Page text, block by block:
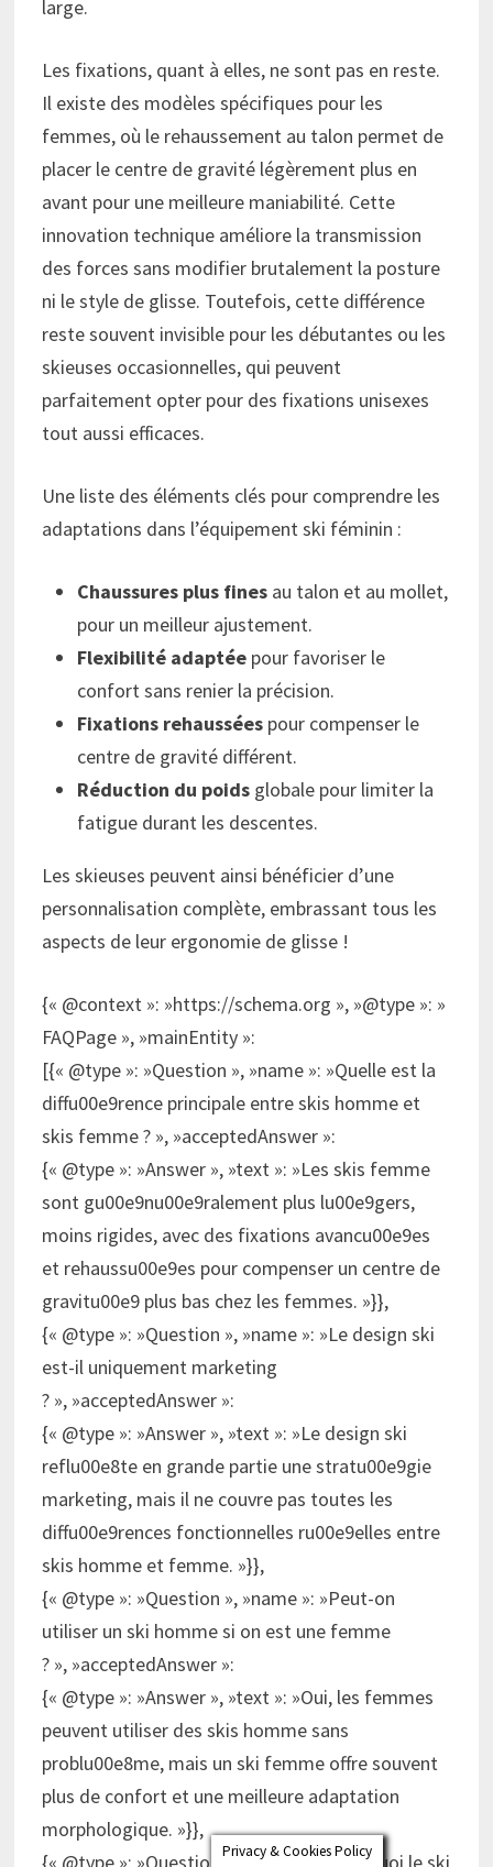
large.
Les fixations, quant à elles, ne sont pas en reste.
Il existe des modèles spécifiques pour les
femmes, où le rehaussement au talon permet de
placer le centre de gravité légèrement plus en
avant pour une meilleure maniabilité. Cette
innovation technique améliore la transmission
des forces sans modifier brutalement la posture
ni le style de glisse. Toutefois, cette différence
reste souvent invisible pour les débutantes ou les
skieuses occasionnelles, qui peuvent
parfaitement opter pour des fixations unisexes
tout aussi efficaces.
Une liste des éléments clés pour comprendre les
adaptations dans l’équipement ski féminin :
Chaussures plus fines au talon et au mollet,
pour un meilleur ajustement.
Flexibilité adaptée pour favoriser le
confort sans renier la précision.
Fixations rehaussées pour compenser le
centre de gravité différent.
Réduction du poids globale pour limiter la
fatigue durant les descentes.
Les skieuses peuvent ainsi bénéficier d’une
personnalisation complète, embrassant tous les
aspects de leur ergonomie de glisse !
{« @context »: »https://schema.org », »@type »: »
FAQPage », »mainEntity »:
[{« @type »: »Question », »name »: »Quelle est la
diffu00e9rence principale entre skis homme et
skis femme ? », »acceptedAnswer »:
{« @type »: »Answer », »text »: »Les skis femme
sont gu00e9nu00e9ralement plus lu00e9gers,
moins rigides, avec des fixations avancu00e9es
et rehaussu00e9es pour compenser un centre de
gravitu00e9 plus bas chez les femmes. »}},
{« @type »: »Question », »name »: »Le design ski
est-il uniquement marketing
? », »acceptedAnswer »:
{« @type »: »Answer », »text »: »Le design ski
reflu00e8te en grande partie une stratu00e9gie
marketing, mais il ne couvre pas toutes les
diffu00e9rences fonctionnelles ru00e9elles entre
skis homme et femme. »}},
{« @type »: »Question », »name »: »Peut-on
utiliser un ski homme si on est une femme
? », »acceptedAnswer »:
{« @type »: »Answer », »text »: »Oui, les femmes
peuvent utiliser des skis homme sans
problu00e8me, mais un ski femme offre souvent
plus de confort et une meilleure adaptation
morphologique. »}},
Privacy & Cookies Policy